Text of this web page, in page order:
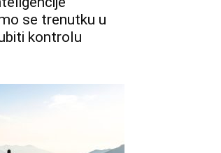
se trenutku u
kontrolu